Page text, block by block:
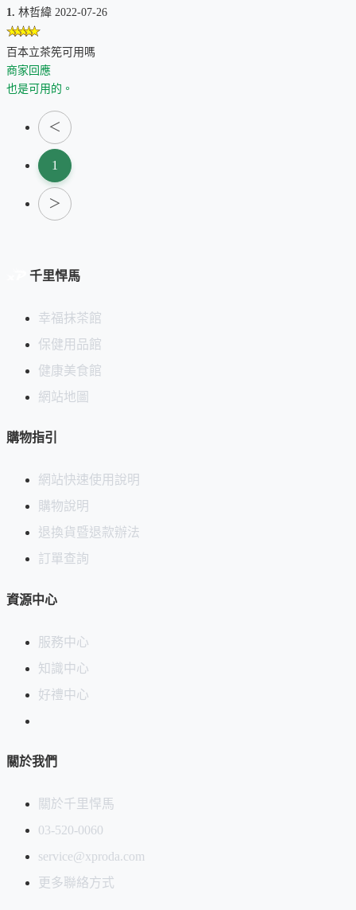
1. 林哲緯 2022-07-26
百本立茶筅可用嗎
商家回應
也是可用的。
＜
1
＞
千里悍馬
幸福抹茶館
保健用品館
健康美食館
網站地圖
購物指引
網站快速使用說明
購物說明
退換貨暨退款辦法
訂單查詢
資源中心
服務中心
知識中心
好禮中心
關於我們
關於千里悍馬
03-520-0060
service@xproda.com
更多聯絡方式